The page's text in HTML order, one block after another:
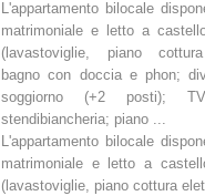
L'appartamento bilocale
matrimoniale e letto a
(lavastoviglie, piano cottura
bagno con doccia e phon;
soggiorno (+2 posti);
stendibiancheria; piano ...
L'appartamento bilocale
matrimoniale e letto a
(lavastoviglie, piano cottura